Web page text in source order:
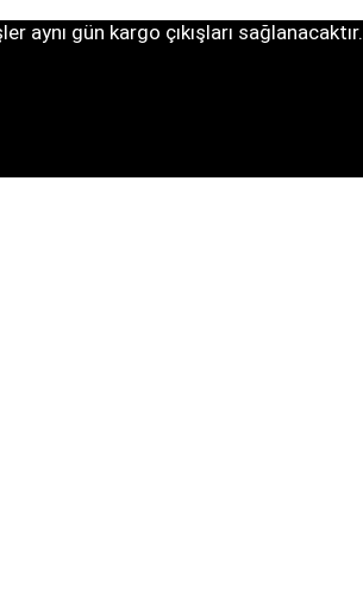
aynı gün kargo çıkışları sağlanacaktır.